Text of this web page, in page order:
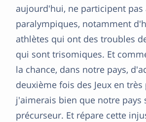
aujourd'hui, ne participent pas
paralympiques, notamment
athlètes qui ont des troubles
qui sont trisomiques. Et
la chance, dans notre pays,
deuxième fois des Jeux en
j'aimerais bien que notre pays
précurseur. Et répare cette